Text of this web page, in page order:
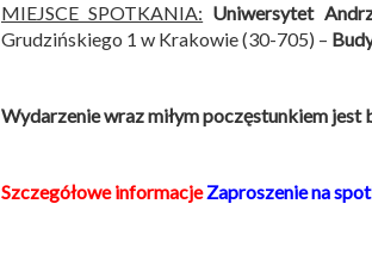
MIEJSCE SPOTKANIA: Uniwersytet
Grudzińskiego 1 w Krakowie (30-705) –
Wydarzenie wraz miłym poczęstunkiem jest
Szczegółowe informacjeZaproszenie na